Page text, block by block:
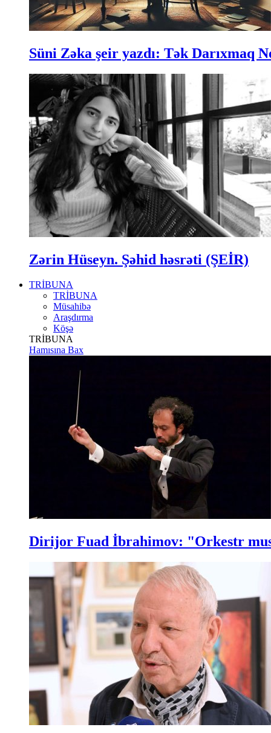
Süni Zəka şeir yazdı: Tək Darıxmaq
Zərin Hüseyn. Şəhid həsrəti (ŞEİR)
TRİBUNA
TRİBUNA
Müsahibə
Araşdırma
Köşə
TRİBUNA
Hamısına Bax
Dirijor Fuad İbrahimov: "Orkestr